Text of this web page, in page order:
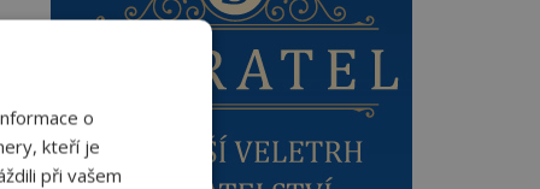
o
kteří je
při vašem